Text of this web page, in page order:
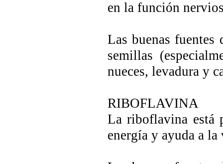
en la función
Las buenas fuentes
semillas
nueces, levadura y
RIBOFLAVINA
La riboflavina está
energía y ayuda a